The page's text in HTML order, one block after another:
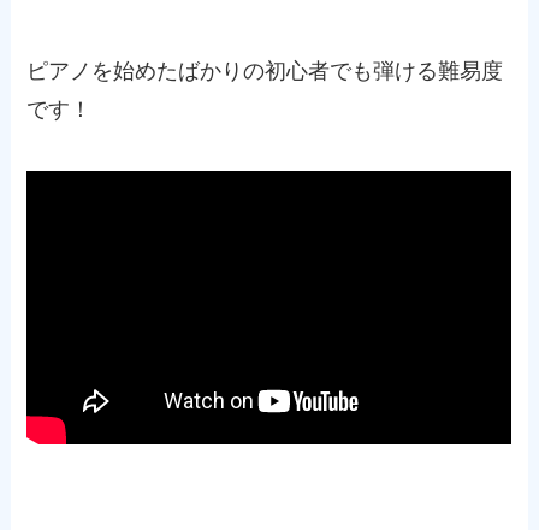
ピアノを始めたばかりの初心者でも弾ける難易度
です！